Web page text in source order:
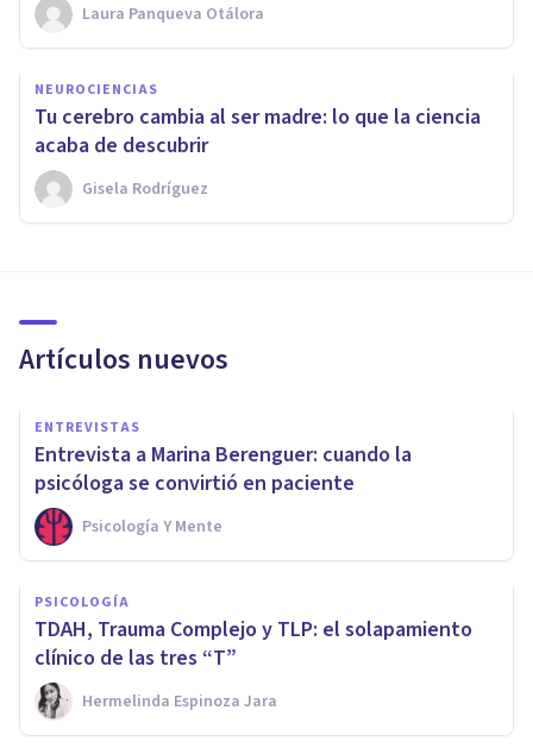
Laura Panqueva Otálora
NEUROCIENCIAS
Tu cerebro cambia al ser madre: lo que la ciencia
acaba de descubrir
Gisela Rodríguez
Artículos nuevos
ENTREVISTAS
Entrevista a Marina Berenguer: cuando la
psicóloga se convirtió en paciente
Psicología Y Mente
PSICOLOGÍA
TDAH, Trauma Complejo y TLP: el solapamiento
clínico de las tres “T”
Hermelinda Espinoza Jara